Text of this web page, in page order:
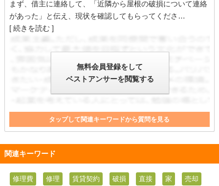
まず、借主に連絡して、「近隣から屋根の破損について連絡
があった」と伝え、現状を確認してもらってくださ…
[ 続きを読む ]
無料会員登録をして
ベストアンサーを閲覧する
タップして関連キーワードから質問を見る
修理費 老朽化 責任 修理 管理 契約書
破損
賃貸借契約
保険 委託 賃借人 売却 賃貸借
補償
隣
違反
善管注意義務違反
注意喚起 管理会社
関連キーワード
修理費 修理 賃貸契約 破損 直接 家
売却